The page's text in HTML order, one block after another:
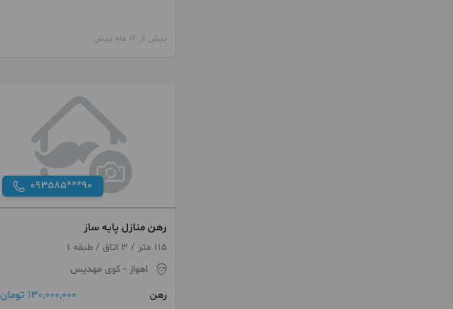
بیش از 12 ماه پیش
093585***90
رهن منازل پایه ساز
115 متر / 3 اتاق / طبقه 1
اهواز - کوی مهدیس
رهن
130,000,000 تومان